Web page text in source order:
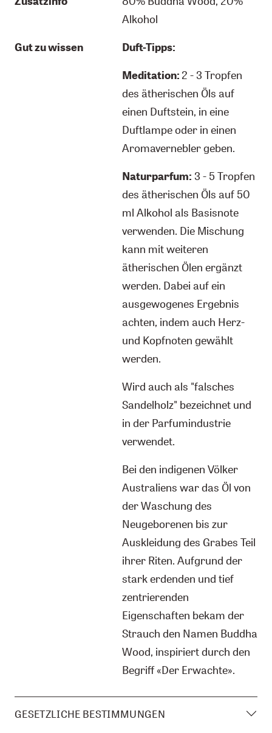
Alkohol
Gut zu wissen
Duft-Tipps:
Meditation: 2 - 3 Tropfen
des ätherischen Öls auf
einen Duftstein, in eine
Duftlampe oder in einen
Aromavernebler geben.
Naturparfum: 3 - 5 Tropfen
des ätherischen Öls auf 50
ml Alkohol als Basisnote
verwenden. Die Mischung
kann mit weiteren
ätherischen Ölen ergänzt
werden. Dabei auf ein
ausgewogenes Ergebnis
achten, indem auch Herz-
und Kopfnoten gewählt
werden.
Wird auch als "falsches
Sandelholz" bezeichnet und
in der Parfumindustrie
verwendet.
Bei den indigenen Völker
Australiens war das Öl von
der Waschung des
Neugeborenen bis zur
Auskleidung des Grabes Teil
ihrer Riten. Aufgrund der
stark erdenden und tief
zentrierenden
Eigenschaften bekam der
Strauch den Namen Buddha
Wood, inspiriert durch den
Begriff «Der Erwachte».
GESETZLICHE BESTIMMUNGEN